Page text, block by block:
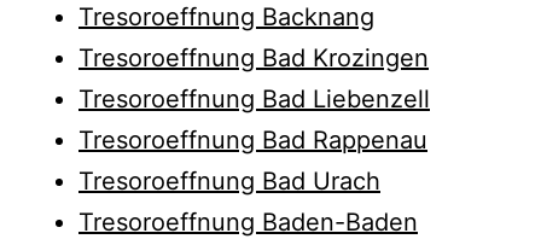
Tresoroeffnung Backnang
Tresoroeffnung Bad Krozingen
Tresoroeffnung Bad Liebenzell
Tresoroeffnung Bad Rappenau
Tresoroeffnung Bad Urach
Tresoroeffnung Baden-Baden